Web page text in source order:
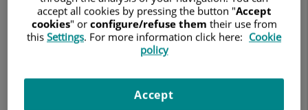
Aamer Malik
FACULTATIVO ESPECIALISTA CIR.
Traumatología y Cirugía Ortopédica
accept all cookies by pressing the button "Accept
cookies" or configure/refuse them their use from
this Settings. For more information click here: Cookie
policy
Accept